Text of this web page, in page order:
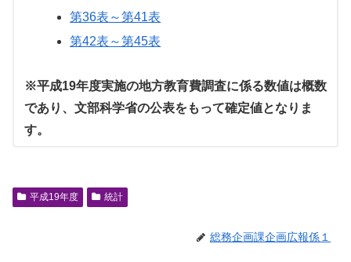
第36表～第41表
第42表～第45表
※平成19年度実施の地方教育費調査に係る数値は概数
であり、文部科学省の公表をもって確定値となりま
す。
平成19年度 統計
総務企画課企画広報係１